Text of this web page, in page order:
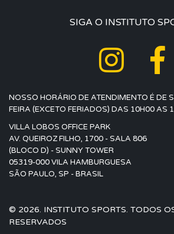
SIGA O INSTITUTO
NOSSO HORÁRIO DE ATENDIMENTO É DE
FEIRA (EXCETO FERIADOS) DAS 10H00 AS
VILLA LOBOS OFFICE PARK
AV. QUEIROZ FILHO, 1700 - SALA 806
(BLOCO D) - SUNNY TOWER
05319-000 VILA HAMBURGUESA
SÃO PAULO, SP - BRASIL
© 2026. INSTITUTO SPORTS. TODOS
RESERVADOS